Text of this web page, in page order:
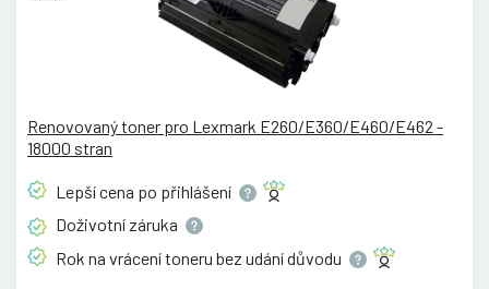
Renovovaný toner pro Lexmark E260/E360/E460/E462 -
18000 stran
Lepší cena po přihlášení
Doživotní záruka
Rok na vrácení toneru bez udánídůvodu